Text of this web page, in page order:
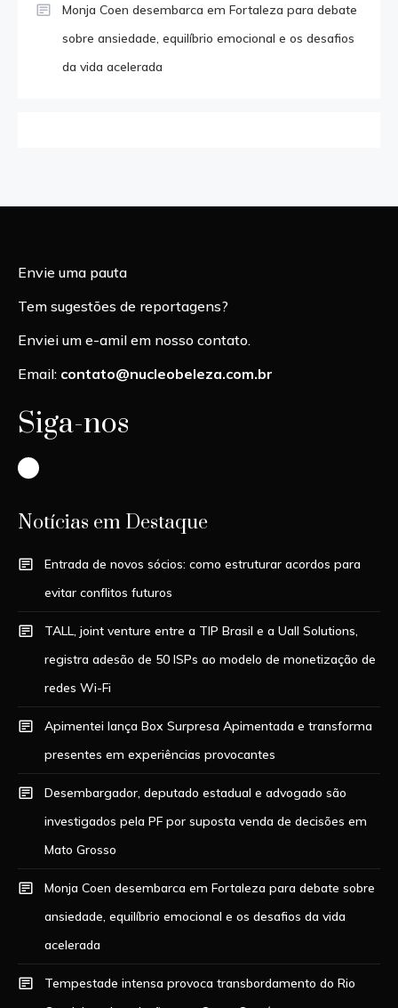
Monja Coen desembarca em Fortaleza para debate
sobre ansiedade, equilíbrio emocional e os desafios
da vida acelerada
Envie uma pauta
Tem sugestões de reportagens?
Enviei um e-amil em nosso contato.
Email: contato@nucleobeleza.com.br
Siga-nos
Instagram
Notícias em Destaque
Entrada de novos sócios: como estruturar acordos para
evitar conflitos futuros
TALL, joint venture entre a TIP Brasil e a Uall Solutions,
registra adesão de 50 ISPs ao modelo de monetização de
redes Wi-Fi
Apimentei lança Box Surpresa Apimentada e transforma
presentes em experiências provocantes
Desembargador, deputado estadual e advogado são
investigados pela PF por suposta venda de decisões em
Mato Grosso
Monja Coen desembarca em Fortaleza para debate sobre
ansiedade, equilíbrio emocional e os desafios da vida
acelerada
Tempestade intensa provoca transbordamento do Rio